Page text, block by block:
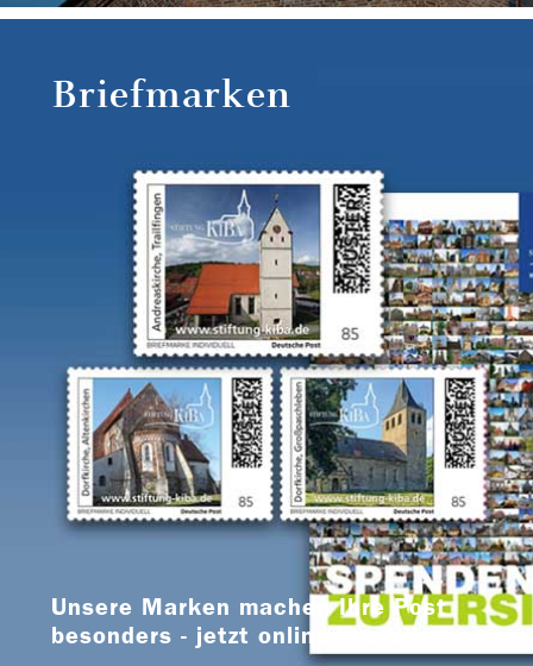
Briefmarken
Unsere Marken machen Ihre Post
besonders - jetzt online bestellen